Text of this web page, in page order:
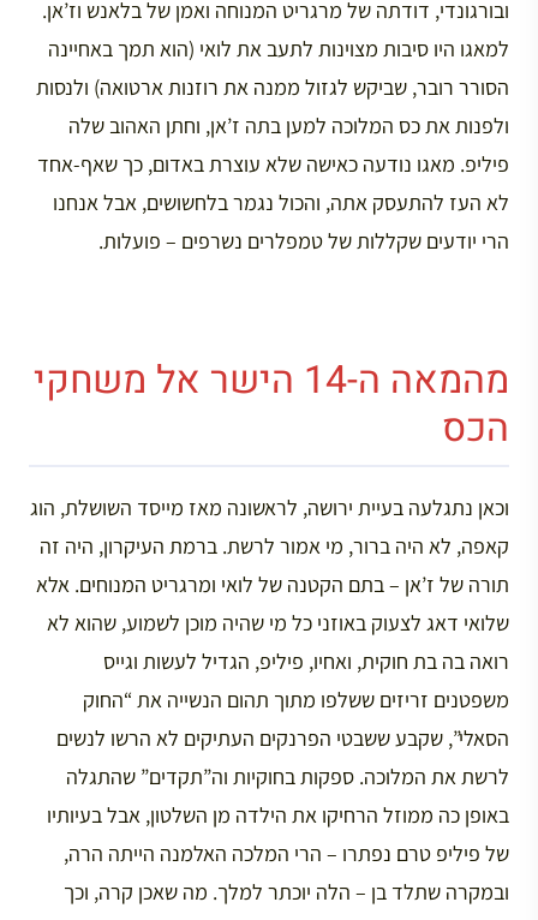
ובורגונדי, דודתה של מרגריט המנוחה ואמן של בלאנש וז’אן.
למאגו היו סיבות מצוינות לתעב את לואי (הוא תמך באחיינה
הסורר רובר, שביקש לגזול ממנה את רוזנות ארטואה) ולנסות
ולפנות את כס המלוכה למען בתה ז’אן, וחתן האהוב שלה
פיליפ. מאגו נודעה כאישה שלא עוצרת באדום, כך שאף-אחד
לא העז להתעסק אתה, והכול נגמר בלחשושים, אבל אנחנו
הרי יודעים שקללות של טמפלרים נשרפים – פועלות.
מהמאה ה-14 הישר אל משחקי
הכס
וכאן נתגלעה בעיית ירושה, לראשונה מאז מייסד השושלת, הוג
קאפה, לא היה ברור, מי אמור לרשת. ברמת העיקרון, היה זה
תורה של ז’אן – בתם הקטנה של לואי ומרגריט המנוחים. אלא
שלואי דאג לצעוק באוזני כל מי שהיה מוכן לשמוע, שהוא לא
רואה בה בת חוקית, ואחיו, פיליפ, הגדיל לעשות וגייס
משפטנים זריזים ששלפו מתוך תהום הנשייה את “החוק
הסאלי”, שקבע ששבטי הפרנקים העתיקים לא הרשו לנשים
לרשת את המלוכה. ספקות בחוקיות וה”תקדים” שהתגלה
באופן כה ממוזל הרחיקו את הילדה מן השלטון, אבל בעיותיו
של פיליפ טרם נפתרו – הרי המלכה האלמנה הייתה הרה,
ובמקרה שתלד בן – הלה יוכתר למלך. מה שאכן קרה, וכך